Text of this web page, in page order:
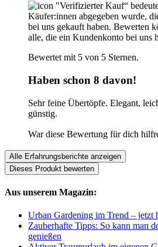
"Verifizierter Kauf“
Käufer:innen abgegeben wurde,
bei uns gekauft haben. Bewerten
alle, die ein Kundenkonto bei uns
Bewertet mit 5 von 5 Sternen.
Haben schon 8 davon!
Sehr feine Übertöpfe. Elegant,
günstig.
War diese Bewertung für dich
Alle Erfahrungsberichte anzeigen
Dieses Produkt bewerten
Aus unserem Magazin:
Urban Gardening im Trend – jetzt
Zauberhafte Tipps: So kann man
genießen